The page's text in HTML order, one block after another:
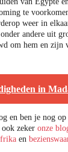
te
weer in
andere uit
om hem en zijn
in
en ben je nog op
ook zeker onze
en